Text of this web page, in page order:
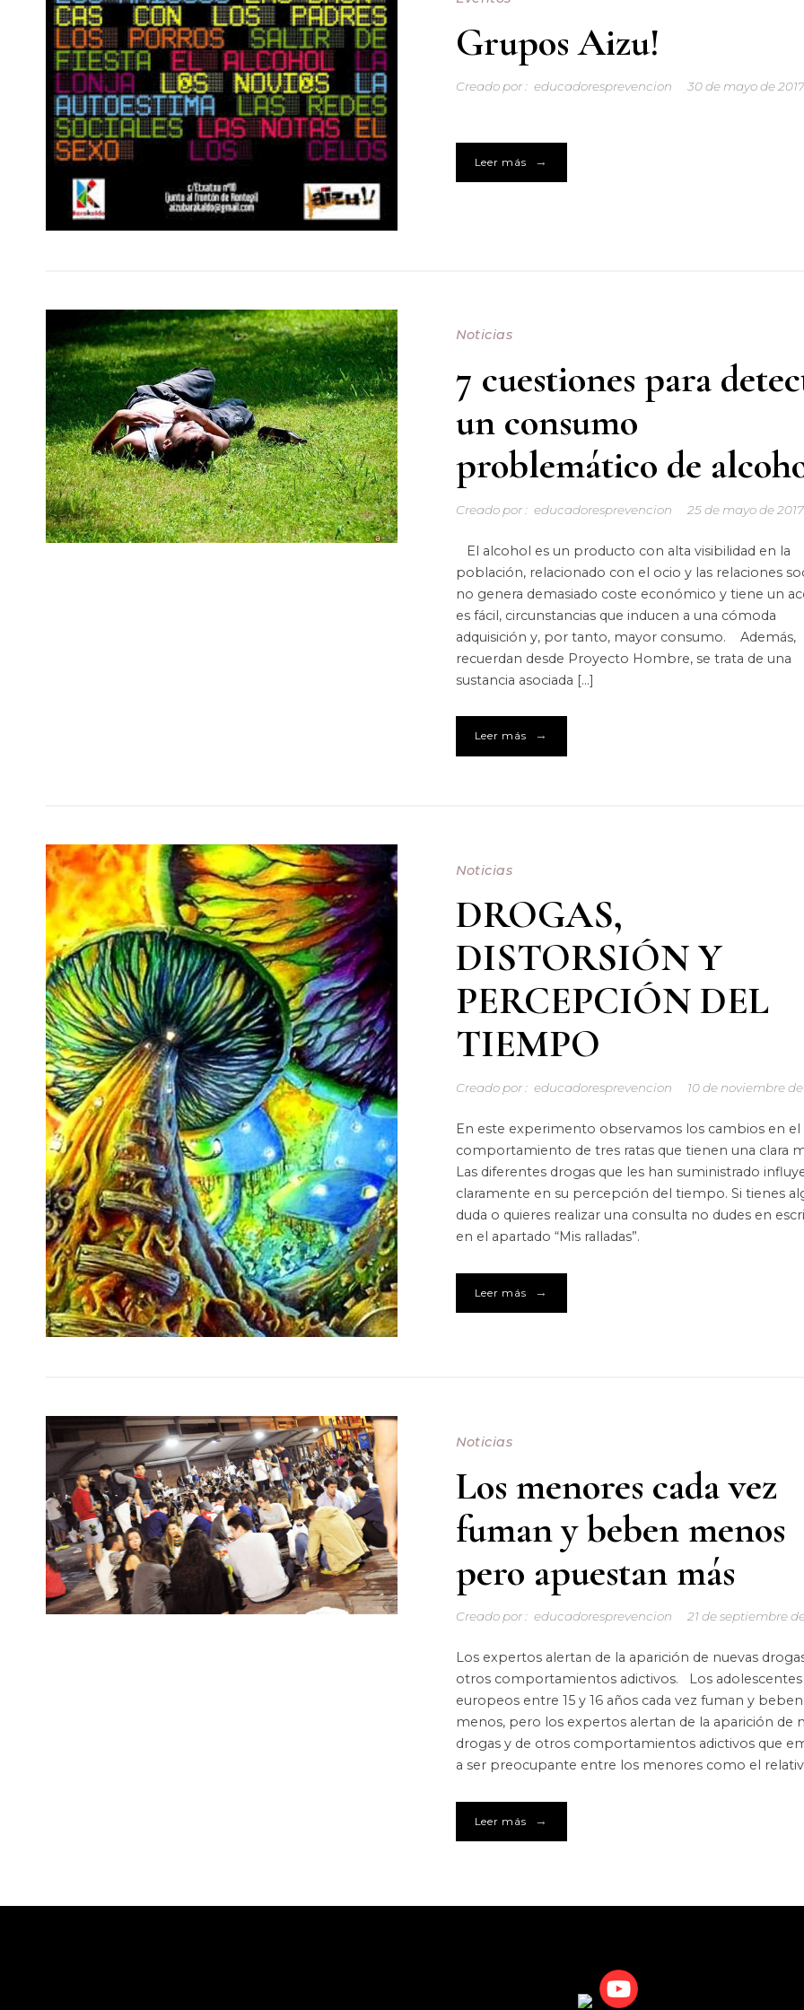
Grupos Aizu!
Creado por : educadoresprevencion 30 de mayo de
Leer más →
Noticias
7 cuestiones para
un consumo
problemático de
Creado por : educadoresprevencion 25 de mayo de 2017
El alcohol es un producto con alta visibilidad en la
población, relacionado con el ocio y las relaciones
no genera demasiado coste económico y tiene un
es fácil, circunstancias que inducen a una cómoda
adquisición y, por tanto, mayor consumo. Además,
recuerdan desde Proyecto Hombre, se trata de una
sustancia asociada […]
Leer más →
Noticias
DROGAS,
DISTORSIÓN Y
PERCEPCIÓN DEL
TIEMPO
Creado por : educadoresprevencion 10 de noviembre de
En este experimento observamos los cambios en el
comportamiento de tres ratas que tienen una clara
Las diferentes drogas que les han suministrado
claramente en su percepción del tiempo. Si tienes
duda o quieres realizar una consulta no dudes en
en el apartado “Mis ralladas”.
Leer más →
Noticias
Los menores cada vez
fuman y beben menos
pero apuestan más
Creado por : educadoresprevencion 21 de septiembre
Los expertos alertan de la aparición de nuevas
otros comportamientos adictivos. Los adolescentes
europeos entre 15 y 16 años cada vez fuman y beben
menos, pero los expertos alertan de la aparición de
drogas y de otros comportamientos adictivos que
a ser preocupante entre los menores como el
Leer más →